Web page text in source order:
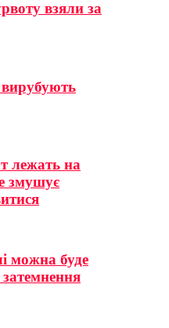
взяли за
лежать на
змушує
можна буде
затемнення